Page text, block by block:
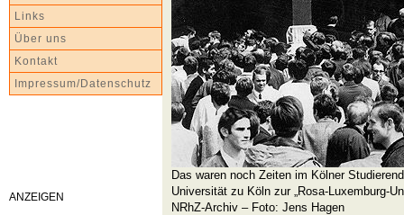
Links
Über uns
Kontakt
Impressum/Datenschutz
ANZEIGEN
Das waren noch Zeiten im Kölner
Universität zu Köln zur „Rosa-Luxemburg-
NRhZ-Archiv – Foto: Jens Hagen